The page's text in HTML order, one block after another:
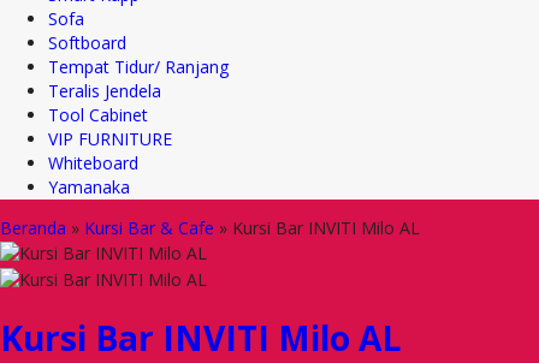
Sofa
Softboard
Tempat Tidur/ Ranjang
Teralis Jendela
Tool Cabinet
VIP FURNITURE
Whiteboard
Yamanaka
Beranda » Kursi Bar & Cafe » Kursi Bar INVITI Milo AL
Kursi Bar INVITI Milo AL